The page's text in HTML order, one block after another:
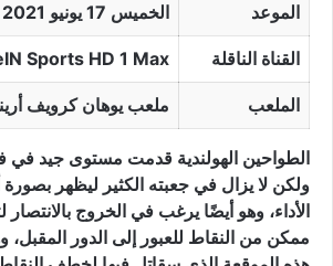
الموعد الخميس 17 يونيو 2021 - الساعة 10:00 مساءً بتوقيت مكة المكرمة.
القناة الناقلة Sports HD 1 Max
الملعب ملعب يوهان كرويف
الطواحين الهولندية قدمت مستوى جيد في
ولكن لا يزال في جعبته الكثير ليظهر
الأداء، وهو أيضًا يرغب في الخروج بالانتصار
ممكن من النقاط للعبور إلى الدور المقبل،